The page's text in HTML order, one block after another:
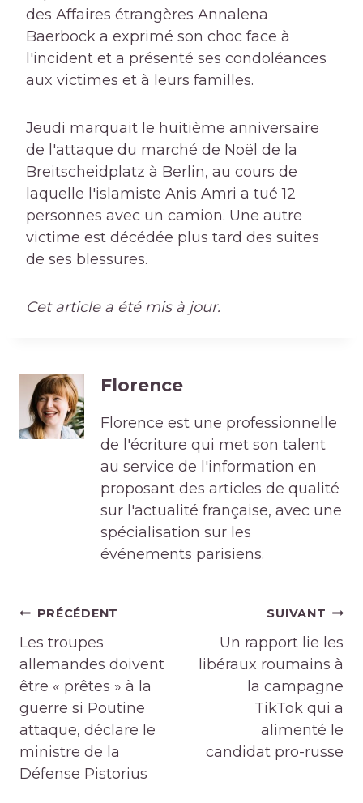
des Affaires étrangères Annalena
Baerbock a exprimé son choc face à
l'incident et a présenté ses condoléances
aux victimes et à leurs familles.
Jeudi marquait le huitième anniversaire
de l'attaque du marché de Noël de la
Breitscheidplatz à Berlin, au cours de
laquelle l'islamiste Anis Amri a tué 12
personnes avec un camion. Une autre
victime est décédée plus tard des suites
de ses blessures.
Cet article a été mis à jour.
Florence
Florence est une professionnelle
de l'écriture qui met son talent
au service de l'information en
proposant des articles de qualité
sur l'actualité française, avec une
spécialisation sur les
événements parisiens.
Navigation
de
l’article
PRÉCÉDENT
Les troupes
allemandes doivent
être « prêtes » à la
guerre si Poutine
attaque, déclare le
ministre de la
Défense Pistorius
SUIVANT
Un rapport lie les
libéraux roumains à
la campagne
TikTok qui a
alimenté le
candidat pro-russe